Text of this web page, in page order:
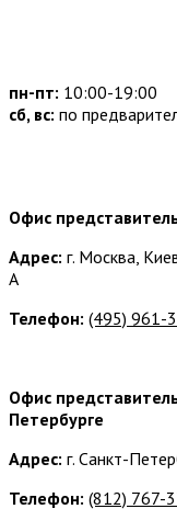
пн-пт: 10:00-19:00
сб, вс: по
Офис
Адрес: г. Москва,
А
Телефон: (495) 961-
Офис
Петербурге
Адрес: г. Санкт-
Телефон: (812) 767-